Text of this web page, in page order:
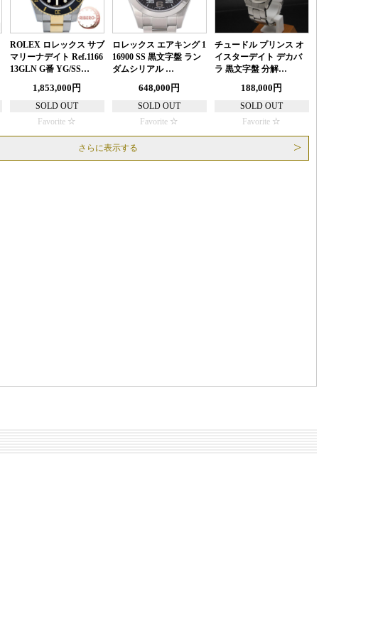
ROLEX ロレックス サブ
マリーナデイト Ref.1166
13GLN G番 YG/SS…
1,853,000円
SOLD OUT
Favorite
ロレックス エアキング 1
16900 SS 黒文字盤 ラン
ダムシリアル …
648,000円
SOLD OUT
Favorite
チュードル プリンス オ
イスターデイト デカバ
ラ 黒文字盤 分解…
188,000円
SOLD OUT
Favorite
さらに表示する